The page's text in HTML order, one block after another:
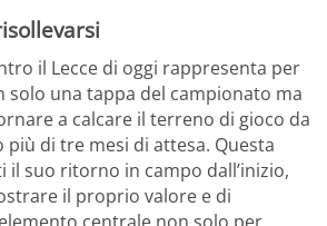
il Lecce di oggi rappresenta per
solo una tappa del campionato ma
a calcare il terreno di gioco da
di tre mesi di attesa. Questa
il suo ritorno in campo dall’inizio,
il proprio valore e di